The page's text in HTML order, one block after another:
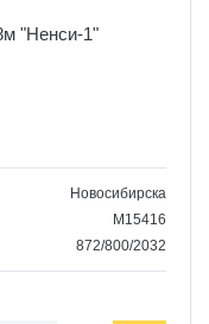
"Ненси-1"
Новосибирска
M15416
872/800/2032